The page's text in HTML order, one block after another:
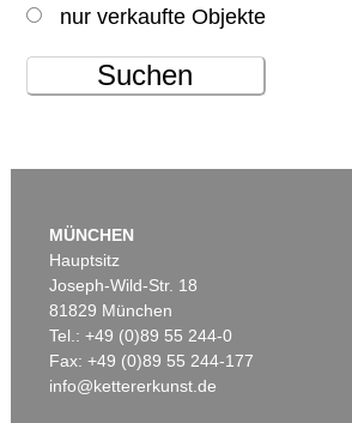
nur verkaufte Objekte
Suchen
MÜNCHEN
Hauptsitz
Joseph-Wild-Str. 18
81829 München
Tel.: +49 (0)89 55 244-0
Fax: +49 (0)89 55 244-177
info@kettererkunst.de